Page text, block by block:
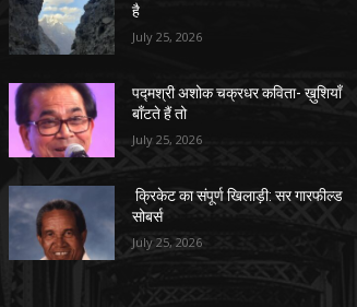
है
July 25, 2026
पद्मश्री अशोक चक्रधर कविता- ख़ुशियाँ
बाँटते हैं तो
July 25, 2026
क्रिकेट का संपूर्ण खिलाड़ी: सर गारफील्ड
सोबर्स
July 25, 2026